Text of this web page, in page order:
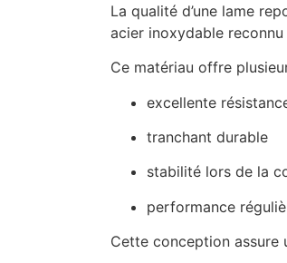
La qualité d’une lame
acier inoxydable reconnu
Ce matériau offre
excellente
tranchant durable
stabilité lors de la
performance
Cette conception assure